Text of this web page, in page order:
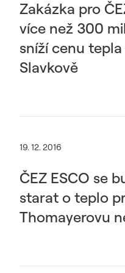
Zakázka pro
více než 300
sníží cenu
Slavkově
19. 12. 2016
ČEZ ESCO se
starat o teplo
Thomayerovu